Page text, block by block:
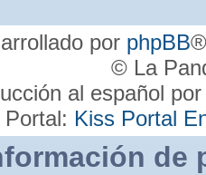
por phpBB
© La
al español
Portal: Kiss Portal
de